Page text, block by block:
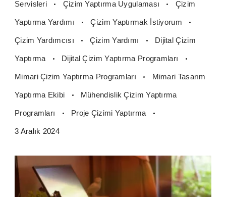
Servisleri Çizim Yaptırma Uygulaması Çizim
Yaptırma Yardımı Çizim Yaptırmak İstiyorum
Çizim Yardımcısı Çizim Yardımı Dijital Çizim
Yaptırma Dijital Çizim Yaptırma Programları
Mimari Çizim Yaptırma Programları Mimari Tasarım
Yaptırma Ekibi Mühendislik Çizim Yaptırma
Programları Proje Çizimi Yaptırma
3 Aralık 2024